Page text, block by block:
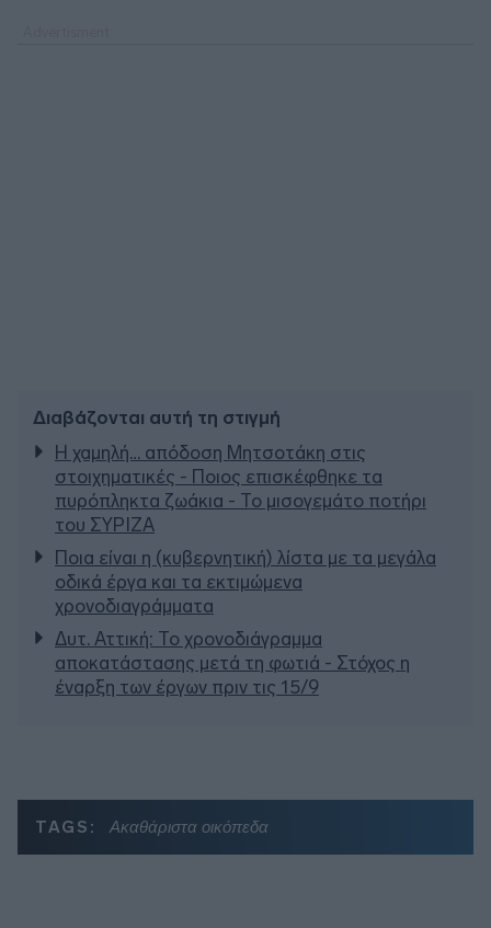
Διαβάζονται αυτή τη στιγμή
Η χαμηλή… απόδοση Μητσοτάκη στις
στοιχηματικές - Ποιος επισκέφθηκε τα
πυρόπληκτα ζωάκια - Το μισογεμάτο ποτήρι
του ΣΥΡΙΖΑ
Ποια είναι η (κυβερνητική) λίστα με τα μεγάλα
οδικά έργα και τα εκτιμώμενα
χρονοδιαγράμματα
Δυτ. Αττική: Το χρονοδιάγραμμα
αποκατάστασης μετά τη φωτιά - Στόχος η
έναρξη των έργων πριν τις 15/9
TAGS: Ακαθάριστα οικόπεδα